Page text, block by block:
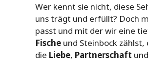
Wer kennt sie nicht, diese
uns trägt und erfüllt? Doch
passt und mit der wir eine
Fische und Steinbock
die Liebe, Partnerschaft und